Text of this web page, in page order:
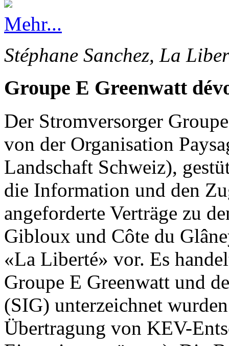
Mehr...
Stéphane Sanchez, La
Groupe E Greenwatt
Der Stromversorger
von der Organisation
Landschaft Schweiz),
die Information und den
angeforderte Verträge zu
Gibloux und Côte du
«La Liberté» vor. Es
Groupe E Greenwatt und
(SIG) unterzeichnet
Übertragung von KEV-